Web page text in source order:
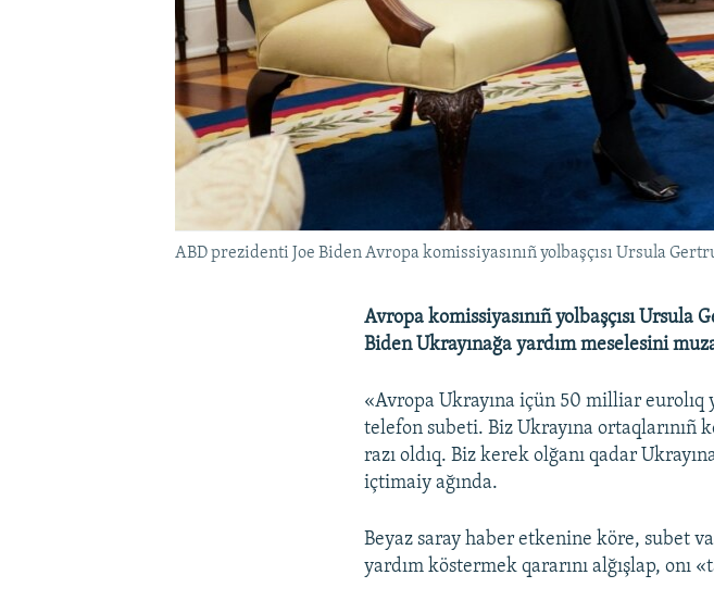
ABD prezidenti Joe Biden Avropa komissiyasınıñ yolbaşçısı Ursula
Avropa komissiyasınıñ yolbaşçısı
Biden Ukrayınağa yardım meselesini
«Avropa Ukrayına içün 50 milliar eurolıq
telefon subeti. Biz Ukrayına ortaqlarınıñ
razı oldıq. Biz kerek olğanı qadar
içtimaiy ağında.
Beyaz saray haber etkenine köre, subet
yardım köstermek qararını alğışlap, onı